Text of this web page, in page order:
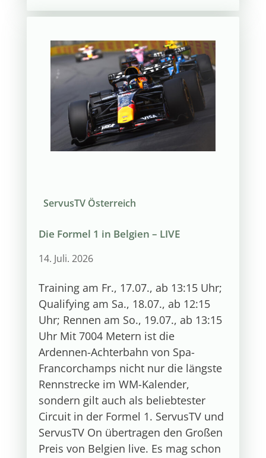
ServusTV Österreich
Die Formel 1 in Belgien – LIVE
14. Juli. 2026
Training am Fr., 17.07., ab 13:15 Uhr;
Qualifying am Sa., 18.07., ab 12:15
Uhr; Rennen am So., 19.07., ab 13:15
Uhr Mit 7004 Metern ist die
Ardennen-Achterbahn von Spa-
Francorchamps nicht nur die längste
Rennstrecke im WM-Kalender,
sondern gilt auch als beliebtester
Circuit in der Formel 1. ServusTV und
ServusTV On übertragen den Großen
Preis von Belgien live. Es mag schon